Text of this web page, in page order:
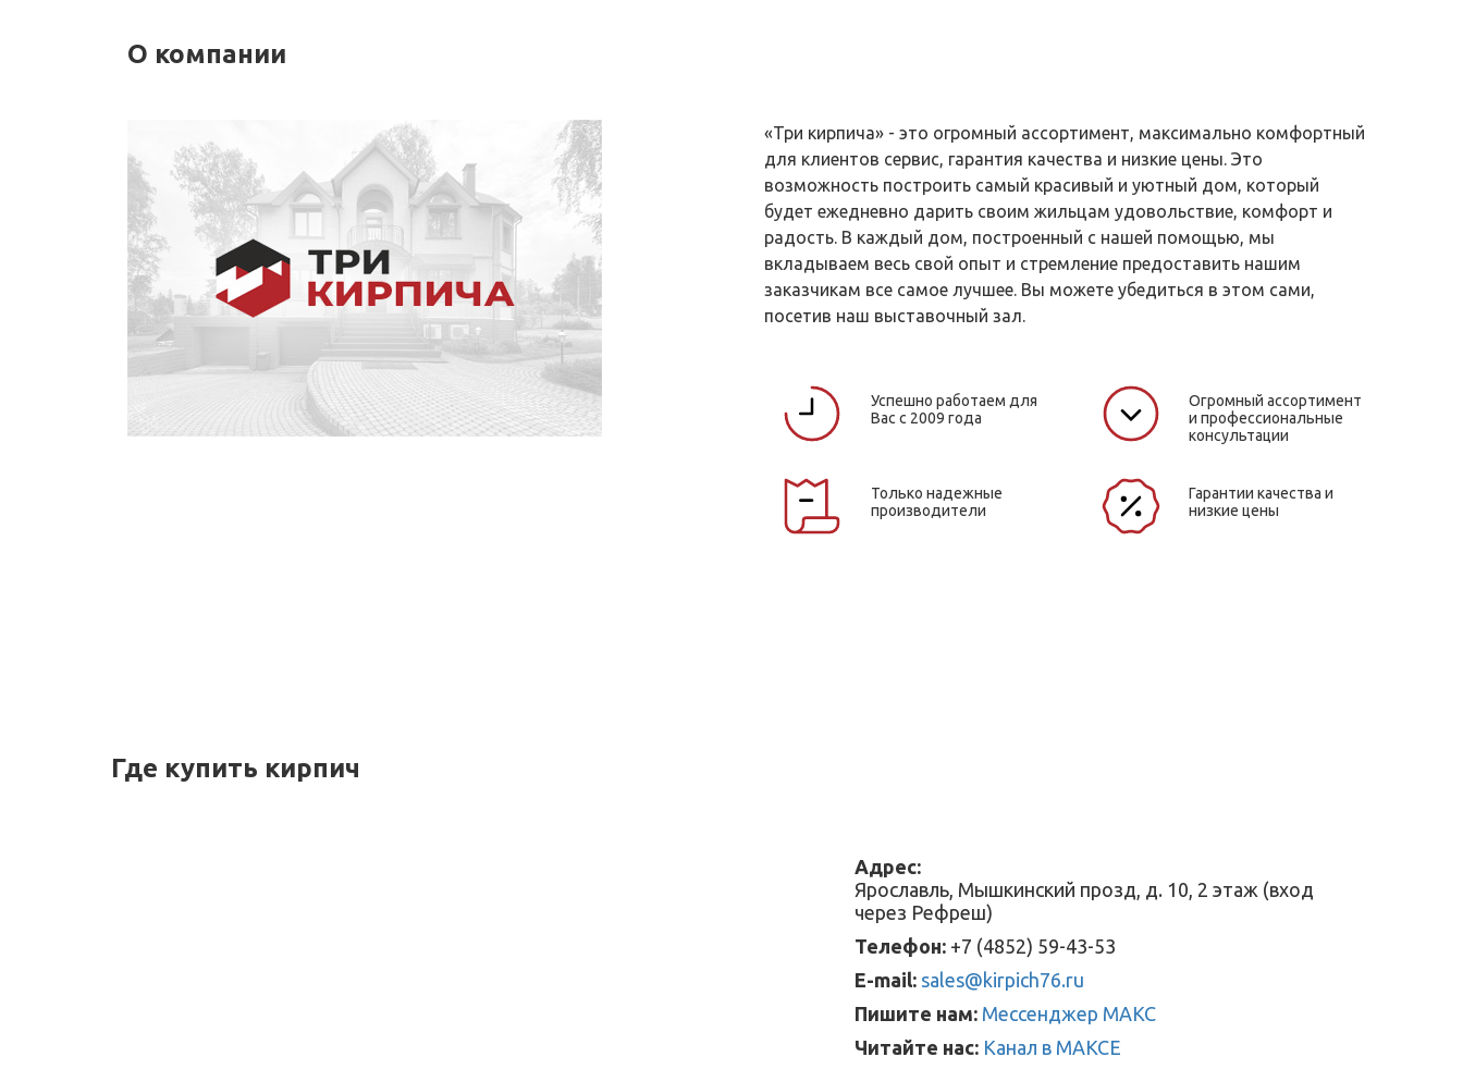
О компании
«Три кирпича» - это огромный ассортимент, максимально комфортный
для клиентов сервис, гарантия качества и низкие цены. Это
возможность построить самый красивый и уютный дом, который
будет ежедневно дарить своим жильцам удовольствие, комфорт и
радость. В каждый дом, построенный с нашей помощью, мы
вкладываем весь свой опыт и стремление предоставить нашим
заказчикам все самое лучшее. Вы можете убедиться в этом сами,
посетив наш выставочный зал.
Успешно работаем для
Вас с 2009 года
Огромный ассортимент
и профессиональные
консультации
Только надежные
производители
Гарантии качества и
низкие цены
Где купить кирпич
Адрес:
Ярославль, Мышкинский прозд, д. 10, 2 этаж (вход
через Рефреш)
Телефон:+7 (4852) 59-43-53
E-mail: sales@kirpich76.ru
Пишите нам: Мессенджер МАКС
Читайте нас: Канал в МАКСЕ